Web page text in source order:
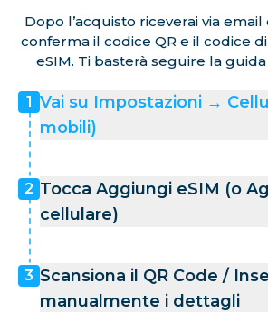
Dopo l’acquisto riceverai via
conferma il codice QR e il codice
eSIM. Ti basterà seguire la
1 Vai su Impostazioni →
mobili)
2 Tocca Aggiungi eSIM (o
cellulare)
3 Scansiona il QR Code /
manualmente i dettagli